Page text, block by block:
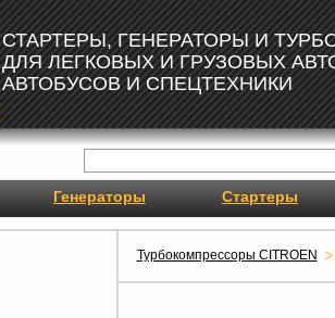
СТАРТЕРЫ, ГЕНЕРАТОРЫ И
ДЛЯ ЛЕГКОВЫХ И ГРУЗОВЫХ
АВТОБУСОВ И СПЕЦТЕХНИКИ
Генераторы Стартеры
Турбокомпрессоры CITROEN